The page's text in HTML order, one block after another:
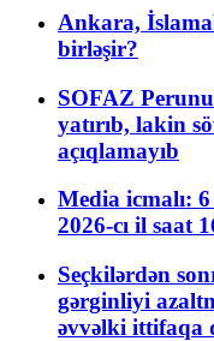
Ankara,
birləşir?
SOFAZ
yatırıb, lakin
açıqlamayıb
Media icmalı:
2026-cı il saat
Seçkilərdən
gərginliyi
əvvəlki ittifaqa